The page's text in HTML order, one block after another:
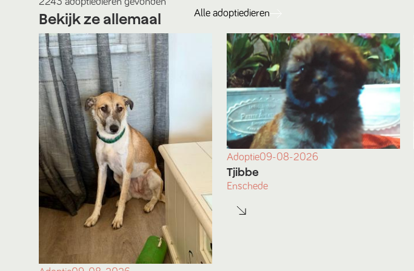
Bekijk ze allemaal Alle adoptiedieren
Adoptie09-08-2026
Tjibbe
Enschede